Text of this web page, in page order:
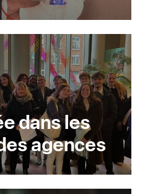
dans les
agences